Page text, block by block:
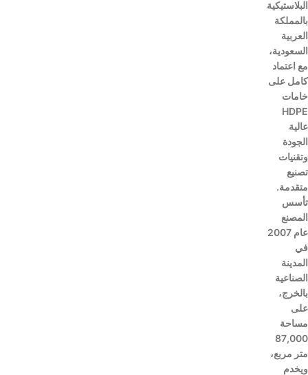
البلاستيكية
بالمملكة
العربية
السعودية،
مع اعتماد
كامل على
خامات
HDPE
عالية
الجودة
وتقنيات
تصنيع
متقدمة.
تأسس
المصنع
عام 2007
في
المدينة
الصناعية
بالخرج،
على
مساحة
87,000
متر مربع،
ويخدم